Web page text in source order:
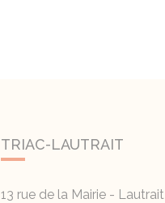
TRIAC-LAUTRAIT
13 rue de la Mairie - Lautrait